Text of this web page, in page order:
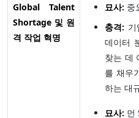
Global Talent
Shortage 및 원
격 작업 혁명
묘사: 중
충격:
데이터
찾는 데
를 채우
하는 대
묘사: 먼